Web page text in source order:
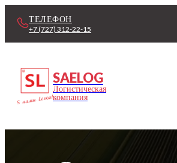
ТЕЛЕФОН
+7 (727) 312-22-15
SAELOG
Логистическая
компания